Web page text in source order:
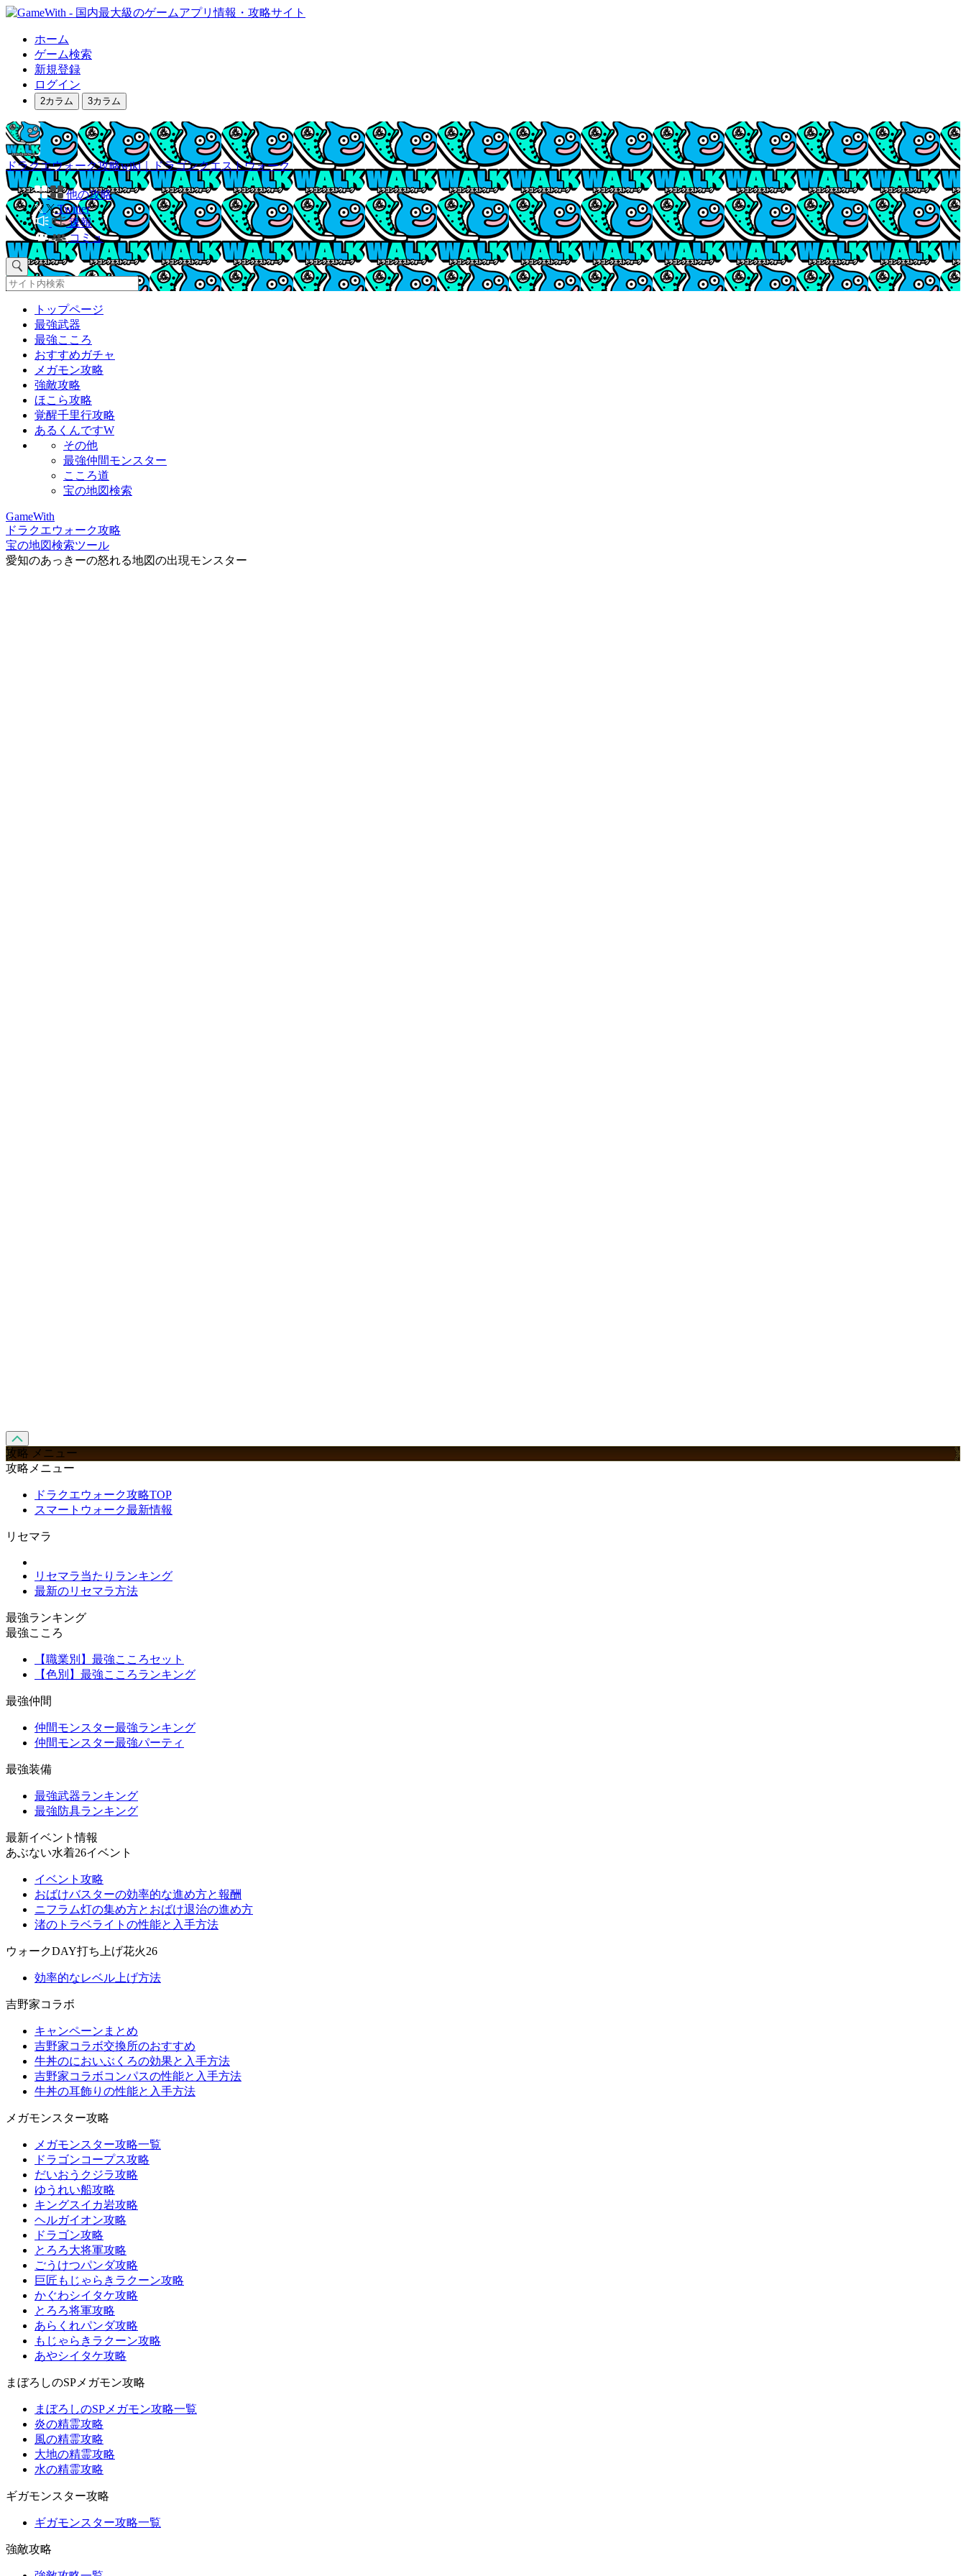
ホーム
ゲーム検索
新規登録
ログイン
2カラム 3カラム
ドラクエウォーク攻略wiki｜ドラゴンクエストウォーク
他の攻略
Twitter
速報
コミュ
トップページ
最強武器
最強こころ
おすすめガチャ
メガモン攻略
強敵攻略
ほこら攻略
覚醒千里行攻略
あるくんですW
その他
最強仲間モンスター
こころ道
宝の地図検索
GameWith
ドラクエウォーク攻略
宝の地図検索ツール
愛知のあっきーの怒れる地図の出現モンスター
攻略 メニュー
攻略メニュー
ドラクエウォーク攻略TOP
スマートウォーク最新情報
リセマラ
リセマラ当たりランキング
最新のリセマラ方法
最強ランキング
最強こころ
【職業別】最強こころセット
【色別】最強こころランキング
最強仲間
仲間モンスター最強ランキング
仲間モンスター最強パーティ
最強装備
最強武器ランキング
最強防具ランキング
最新イベント情報
あぶない水着26イベント
イベント攻略
おばけバスターの効率的な進め方と報酬
ニフラム灯の集め方とおばけ退治の進め方
渚のトラベライトの性能と入手方法
ウォークDAY打ち上げ花火26
効率的なレベル上げ方法
吉野家コラボ
キャンペーンまとめ
吉野家コラボ交換所のおすすめ
牛丼のにおいぶくろの効果と入手方法
吉野家コラボコンパスの性能と入手方法
牛丼の耳飾りの性能と入手方法
メガモンスター攻略
メガモンスター攻略一覧
ドラゴンコープス攻略
だいおうクジラ攻略
ゆうれい船攻略
キングスイカ岩攻略
ヘルガイオン攻略
ドラゴン攻略
とろろ大将軍攻略
ごうけつパンダ攻略
巨匠もじゃらきラクーン攻略
かぐわシイタケ攻略
とろろ将軍攻略
あらくれパンダ攻略
もじゃらきラクーン攻略
あやシイタケ攻略
まぼろしのSPメガモン攻略
まぼろしのSPメガモン攻略一覧
炎の精霊攻略
風の精霊攻略
大地の精霊攻略
水の精霊攻略
ギガモンスター攻略
ギガモンスター攻略一覧
強敵攻略